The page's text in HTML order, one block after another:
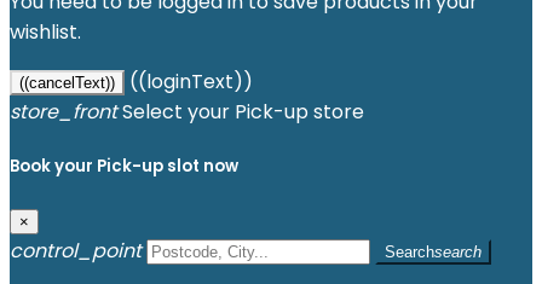
wishlist.
((cancelText))
((loginText))
store_frontSelect your Pick-up store
Book your Pick-up slot now
×
control_point Searchsearch